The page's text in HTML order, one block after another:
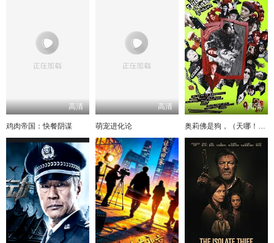
高清
鸡肉帝国：快餐阴谋
高清
萌宠进化论
高清
奥莉佛是狗，（天哪！！）这家伙电影版